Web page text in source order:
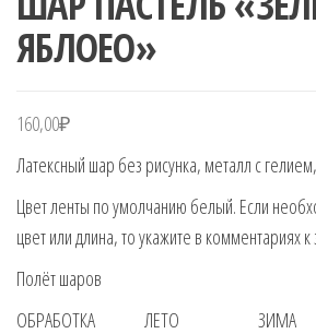
ЯБЛОЕО»
160,00₽
Латексный шар без рисунка, металл с
Цвет ленты по умолчанию белый. Если
цвет или длина, то укажите в комментариях к
Полёт шаров
ОБРАБОТКА ЛЕТО ЗИМА